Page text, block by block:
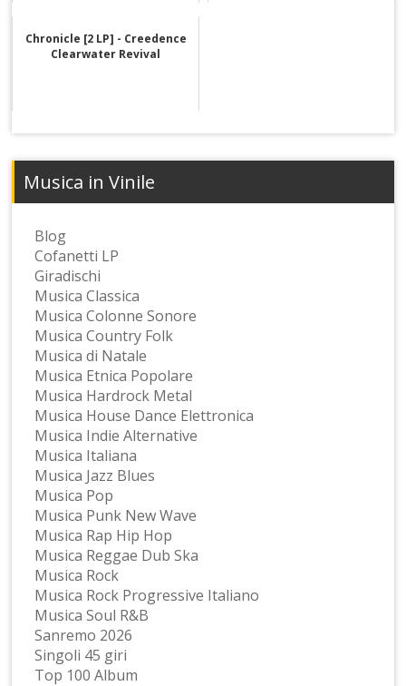
Chronicle [2 LP] - Creedence
Clearwater Revival
Musica in Vinile
Blog
Cofanetti LP
Giradischi
Musica Classica
Musica Colonne Sonore
Musica Country Folk
Musica di Natale
Musica Etnica Popolare
Musica Hardrock Metal
Musica House Dance Elettronica
Musica Indie Alternative
Musica Italiana
Musica Jazz Blues
Musica Pop
Musica Punk New Wave
Musica Rap Hip Hop
Musica Reggae Dub Ska
Musica Rock
Musica Rock Progressive Italiano
Musica Soul R&B
Sanremo 2026
Singoli 45 giri
Top 100 Album